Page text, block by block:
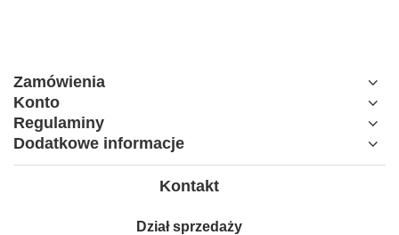
Zamówienia
Konto
Regulaminy
Dodatkowe informacje
Kontakt
Dział sprzedaży